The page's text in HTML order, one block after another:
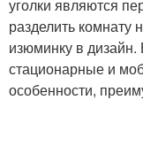
уголки являются
разделить комнату
изюминку в
стационарные и
особенности,